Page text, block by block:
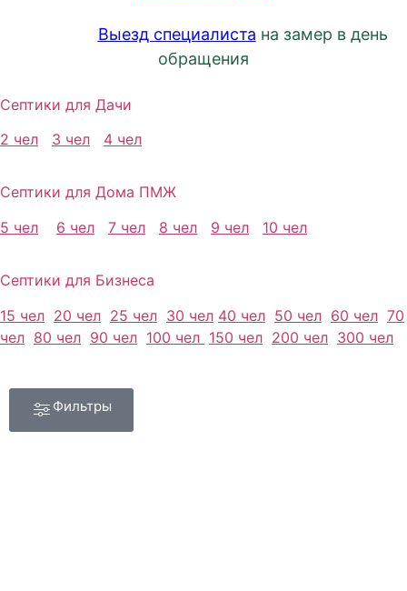
Выезд специалиста на замер в день
обращения
Септики для Дачи
2 чел
3 чел 4 чел
Септики для Дома ПМЖ
5 чел
6 чел 7 чел 8 чел 9 чел 10 чел
Септики для Бизнеса
15 чел 20 чел 25 чел 30 чел 40 чел 50 чел 60 чел 70
чел 80 чел 90 чел 100 чел 150 чел 200 чел 300 чел
Фильтры